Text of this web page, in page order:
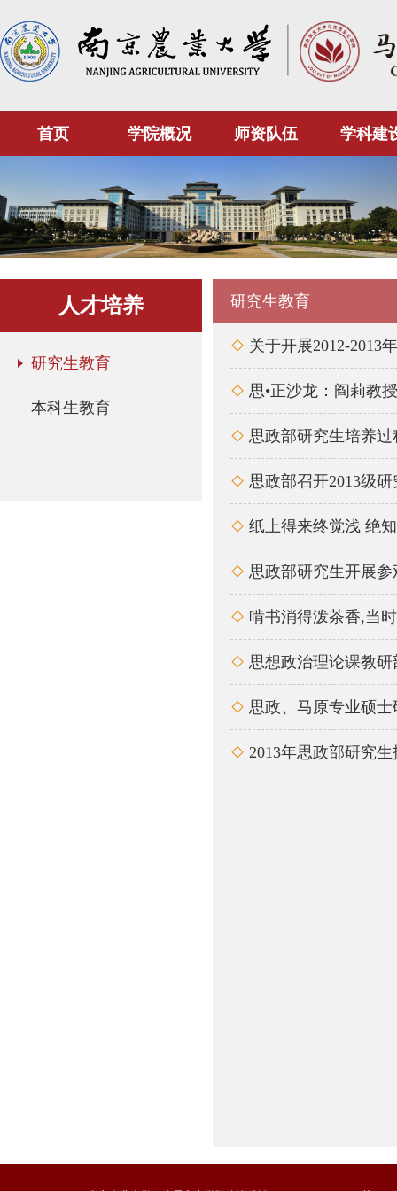
首页 学院概况 师资队伍 学科建
人才培养
研究生教育
本科生教育
研究生教育
 关于开展2012-2013
 思•正沙龙：阎莉教
 思政部研究生培养
 思政部召开2013级
 纸上得来终觉浅 绝
 思政部研究生开展
 啃书消得泼茶香,当
 思想政治理论课教
 思政、马原专业硕
 2013年思政部研究